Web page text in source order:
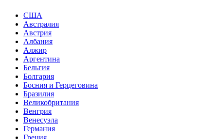
США
Австралия
Австрия
Албания
Алжир
Аргентина
Бельгия
Болгария
Босния и Герцеговина
Бразилия
Великобритания
Венгрия
Венесуэла
Германия